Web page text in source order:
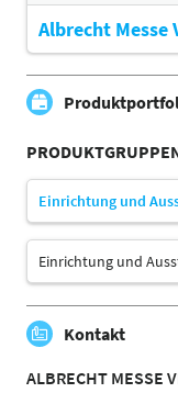
Albrecht Messe
Einrichtung und
Einrichtung und
Kontakt
ALBRECHT MESSE